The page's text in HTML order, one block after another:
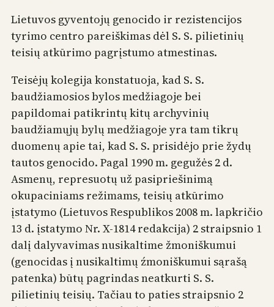
Lietuvos gyventojų genocido ir rezistencijos
tyrimo centro pareiškimas dėl S. S. pilietinių
teisių atkūrimo pagrįstumo atmestinas.
Teisėjų kolegija konstatuoja, kad S. S.
baudžiamosios bylos medžiagoje bei
papildomai patikrintų kitų archyvinių
baudžiamųjų bylų medžiagoje yra tam tikrų
duomenų apie tai, kad S. S. prisidėjo prie žydų
tautos genocido. Pagal 1990 m. gegužės 2 d.
Asmenų, represuotų už pasipriešinimą
okupaciniams režimams, teisių atkūrimo
įstatymo (Lietuvos Respublikos 2008 m. lapkričio
13 d. įstatymo Nr. X-1814 redakcija) 2 straipsnio 1
dalį dalyvavimas nusikaltime žmoniškumui
(genocidas į nusikaltimų źmoniškumui sąrašą
patenka) būtų pagrindas neatkurti S. S.
pilietinių teisių. Tačiau to paties straipsnio 2